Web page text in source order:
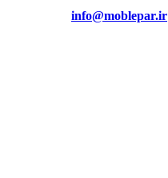
info@moblepar.ir